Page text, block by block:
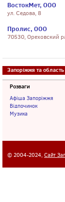
ВостокМет, ООО
ул. Седова, 8
Пролис, ООО
70530, Ореховский
Запоріжжя та область
Розваги
Афіша Запоріжжя
Відпочинок
Музика
© 2004-2024, Сайт